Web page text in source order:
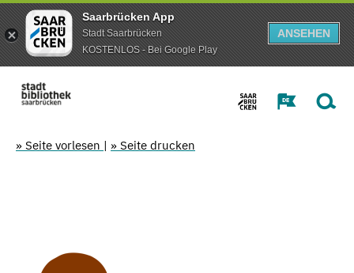
Saarbrücken App
Stadt Saarbrücken
KOSTENLOS - Bei Google Play
ANSEHEN
» Seite vorlesen | » Seite drucken